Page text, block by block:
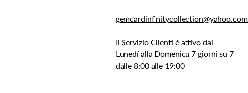
gemcardinfinitycollection@yahoo.com
Il Servizio Clienti è attivo dal
Lunedí alla Domenica 7 giorni su 7
dalle 8:00 alle 19:00